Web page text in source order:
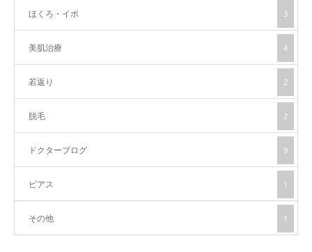
ほくろ・イボ 3
美肌治療 4
若返り 2
脱毛 2
ドクターブログ 9
ピアス 1
その他 1